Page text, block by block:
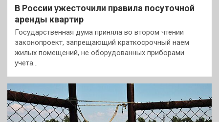
В России ужесточили правила посуточной
аренды квартир
Государственная дума приняла во втором чтении
законопроект, запрещающий краткосрочный наем
жилых помещений, не оборудованных приборами
учета…